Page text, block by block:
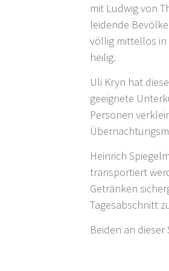
mit Ludwig von
leidende
völlig mittellos in
heilig.
Uli Kryn hat
geeignete
Personen
Heinrich
transportiert
Getränken
Tagesabschnitt
Beiden an